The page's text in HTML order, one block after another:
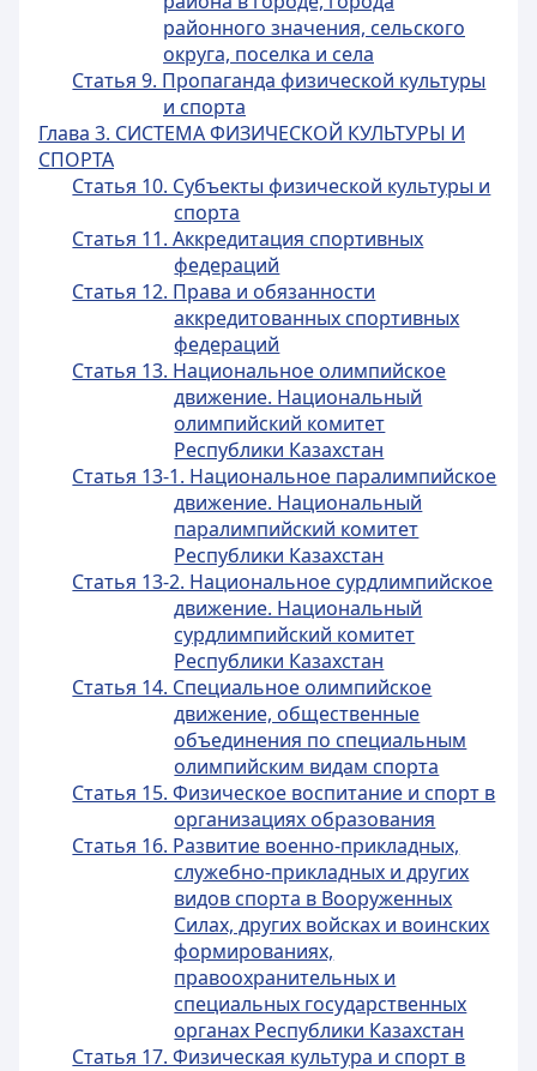
районного значения, сельского
округа, поселка и села
Статья 9. Пропаганда физической культуры
и спорта
Глава 3. СИСТЕМА ФИЗИЧЕСКОЙ КУЛЬТУРЫ И
СПОРТА
Статья 10. Субъекты физической культуры и
спорта
Статья 11. Аккредитация спортивных
федераций
Статья 12. Права и обязанности
аккредитованных спортивных
федераций
Статья 13. Национальное олимпийское
движение. Национальный
олимпийский комитет
Республики Казахстан
Статья 13-1. Национальное паралимпийское
движение. Национальный
паралимпийский комитет
Республики Казахстан
Статья 13-2. Национальное сурдлимпийское
движение. Национальный
сурдлимпийский комитет
Республики Казахстан
Статья 14. Специальное олимпийское
движение, общественные
объединения по специальным
олимпийским видам спорта
Статья 15. Физическое воспитание и спорт в
организациях образования
Статья 16. Развитие военно-прикладных,
служебно-прикладных и других
видов спорта в Вооруженных
Силах, других войсках и воинских
формированиях,
правоохранительных и
специальных государственных
органах Республики Казахстан
Статья 17. Физическая культура и спорт в